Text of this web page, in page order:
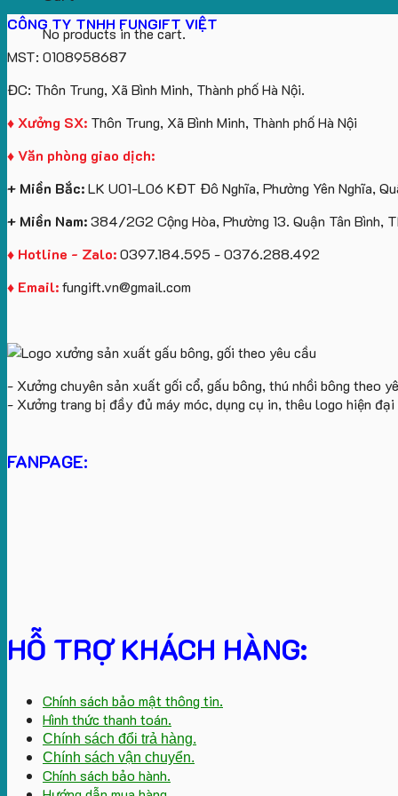
No products in the cart.
CÔNG TY TNHH FUNGIFT VIỆT
MST: 0108958687
ĐC: Thôn Trung, Xã Bình Minh, Thành phố Hà Nội.
♦ Xưởng SX: Thôn Trung, Xã Bình Minh, Thành phố Hà Nội
♦ Văn phòng giao dịch:
+ Miền Bắc:LK U01-L06 KĐT Đô Nghĩa, Phường Yên Nghĩa,
+ Miền Nam:384/2G2 Cộng Hòa, Phường 13. Quận Tân Bình,
♦ Hotline - Zalo:0397.184.595 - 0376.288.492
♦ Email:fungift.vn@gmail.com
- Xưởng chuyên sản xuất gối cổ, gấu bông, thú nhồi bông theo
- Xưởng trang bị đầy đủ máy móc, dụng cụ in, thêu logo hiện
FANPAGE:
HỖ TRỢ KHÁCH HÀNG:
Chính sách bảo mật thông tin.
Hình thức thanh toán.
Chính sách đổi trả hàng.
Chính sách vận chuyển.
Chính sách bảo hành.